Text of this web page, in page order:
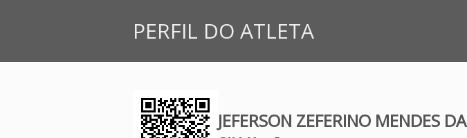
PERFIL DO ATLETA
JEFERSON ZEFERINO MENDES DA